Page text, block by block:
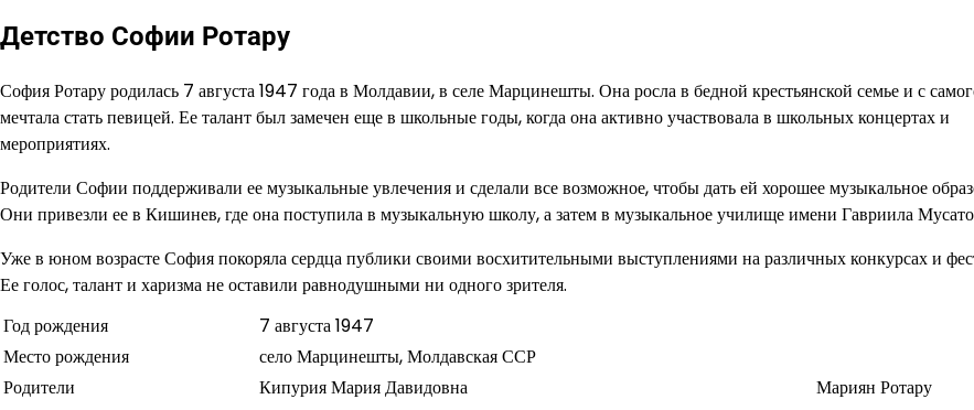
Детство Софии Ротару
София Ротару родилась 7 августа 1947 года в Молдавии, в селе Марцинешты. Она росла в бедной крестьянской семье и с
мечтала стать певицей. Ее талант был замечен еще в школьные годы, когда она активно участвовала в школьных концертах и
мероприятиях.
Родители Софии поддерживали ее музыкальные увлечения и сделали все возможное, чтобы дать ей хорошее музыкальное
Они привезли ее в Кишинев, где она поступила в музыкальную школу, а затем в музыкальное училище имени Гавриила
Уже в юном возрасте София покоряла сердца публики своими восхитительными выступлениями на различных конкурсах и
Ее голос, талант и харизма не оставили равнодушными ни одного зрителя.
Год рождения
7 августа 1947
Место рождения
село Марцинешты, Молдавская ССР
Родители
Кипурия Мария Давидовна Мариян Ротару